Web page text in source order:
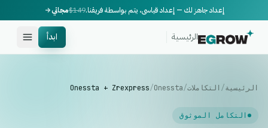
إعداد جاهز لك — إعداد قياسي، يتم بواسطة فريقنا.$149مجاني
الرئيسية ابدأ
الرئيسية/ التكاملات/
Onessta
/
Onessta + Zrexpress
التكامل الموثوق